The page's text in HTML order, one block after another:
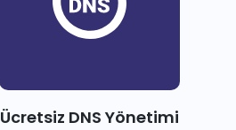
Ücretsiz DNS Yönetimi